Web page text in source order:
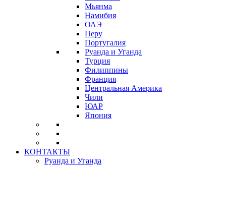
Мьянма
Намибия
ОАЭ
Перу
Португалия
Руанда и Уганда
Турция
Филиппины
Франция
Центральная Америка
Чили
ЮАР
Япония
КОНТАКТЫ
Руанда и Уганда